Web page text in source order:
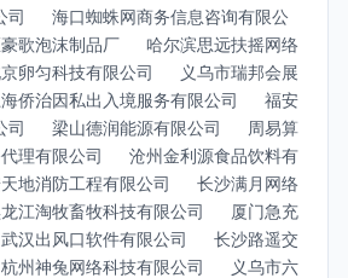
司
海口蜘蛛网商务信息咨询有限公
歌泡沫制品厂
哈尔滨思远扶摇网络
卵匀科技有限公司
义乌市瑞邦会展
海侨治因私出入境服务有限公司
福安
司
梁山德润能源有限公司
周易算
理有限公司
沧州金利源食品饮料有
地消防工程有限公司
长沙满月网络
江淘牧畜牧科技有限公司
厦门急充
武汉出风口软件有限公司
长沙路遥交
杭州神兔网络科技有限公司
义乌市六